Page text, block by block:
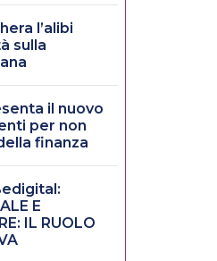
l’alibi
sulla
il nuovo
per non
finanza
E
IL RUOLO